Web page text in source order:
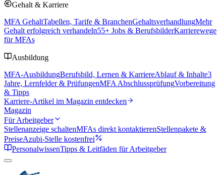
Gehalt & Karriere
MFA GehaltTabellen, Tarife & BranchenGehaltsverhandlungMehr
Gehalt erfolgreich verhandeln55+ Jobs & BerufsbilderKarrierewege
für MFAs
Ausbildung
MFA-AusbildungBerufsbild, Lernen & KarriereAblauf & Inhalte3
Jahre, Lernfelder & PrüfungenMFA AbschlussprüfungVorbereitung
& Tipps
Karriere-Artikel im Magazin entdecken
Magazin
Für Arbeitgeber
Stellenanzeige schaltenMFAs direkt kontaktierenStellenpakete &
PreiseAzubi-Stelle kostenfrei
PersonalwissenTipps & Leitfäden für Arbeitgeber